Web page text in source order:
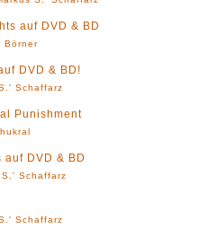
auf DVD & BD
Börner
DVD & BD!
Schaffarz
Punishment
DVD & BD
S.' Schaffarz
Schaffarz